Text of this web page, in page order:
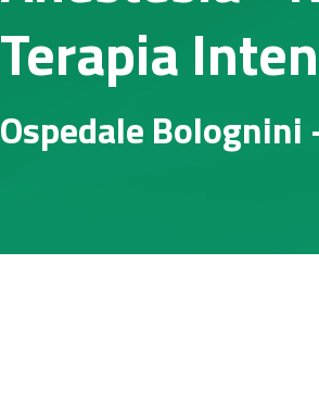
Terapia
Ospedale Bolognini